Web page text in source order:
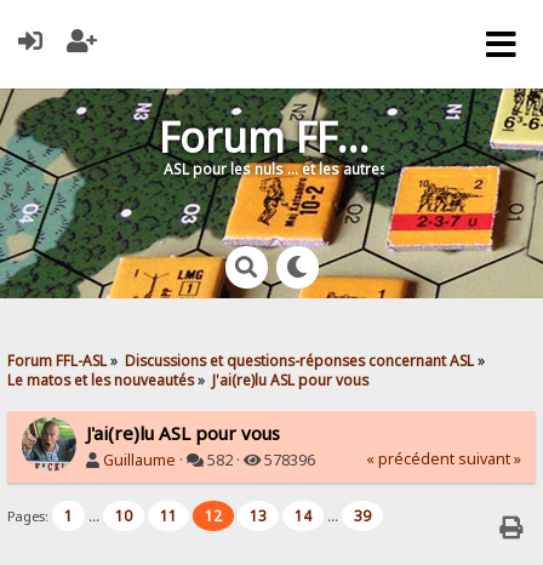
Forum FFL-ASL
ASL pour les nuls … et les autres !
Forum FFL-ASL» Discussions et questions-réponses concernant ASL»
Le matos et les nouveautés» J'ai(re)lu ASL pour vous
J'ai(re)lu ASL pour vous
Guillaume · 582 · 578396 « précédent suivant »
Pages: 1 ... 10 11 12 13 14 ... 39